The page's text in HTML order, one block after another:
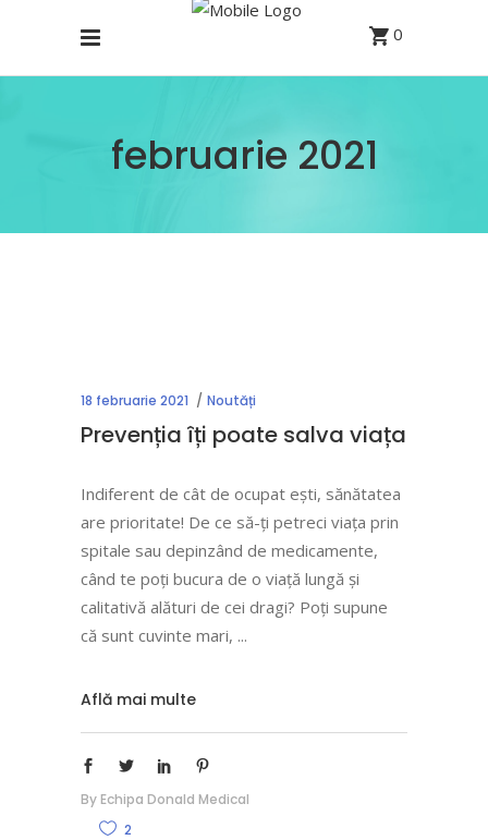
0
februarie 2021
18 februarie 2021 Noutăți
Prevenția îți poate salva viața
Indiferent de cât de ocupat ești, sănătatea
are prioritate! De ce să-ți petreci viața prin
spitale sau depinzând de medicamente,
când te poți bucura de o viață lungă și
calitativă alături de cei dragi? Poți supune
că sunt cuvinte mari,
Află mai multe
By Echipa Donald Medical
2